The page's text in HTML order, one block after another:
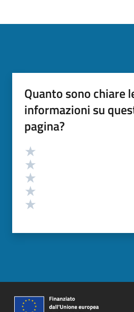
Quanto sono chiare
informazioni su
pagina?
Valutazione